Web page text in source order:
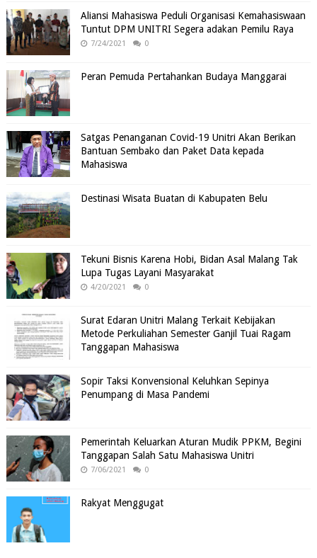
Aliansi Mahasiswa Peduli Organisasi Kemahasiswaan
Tuntut DPM UNITRI Segera adakan Pemilu Raya
7/24/2021 0
Peran Pemuda Pertahankan Budaya Manggarai
Satgas Penanganan Covid-19 Unitri Akan Berikan
Bantuan Sembako dan Paket Data kepada
Mahasiswa
Destinasi Wisata Buatan di Kabupaten Belu
Tekuni Bisnis Karena Hobi, Bidan Asal Malang Tak
Lupa Tugas Layani Masyarakat
4/20/2021 0
Surat Edaran Unitri Malang Terkait Kebijakan
Metode Perkuliahan Semester Ganjil Tuai Ragam
Tanggapan Mahasiswa
Sopir Taksi Konvensional Keluhkan Sepinya
Penumpang di Masa Pandemi
Pemerintah Keluarkan Aturan Mudik PPKM, Begini
Tanggapan Salah Satu Mahasiswa Unitri
7/06/2021 0
Rakyat Menggugat